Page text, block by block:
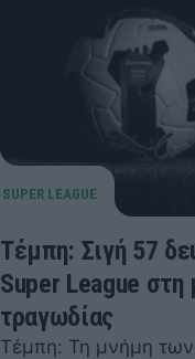
Τέμπη: Σιγή 57
Super League
τραγωδίας
Τέμπη: Τη μνήμη